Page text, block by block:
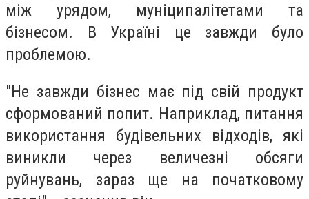
між урядом, муніципалітетами та
бізнесом. В Україні це завжди було
проблемою.
"Не завжди бізнес має під свій продукт
сформований попит. Наприклад, питання
використання будівельних відходів, які
виникли через величезні обсяги
руйнувань, зараз ще на початковому